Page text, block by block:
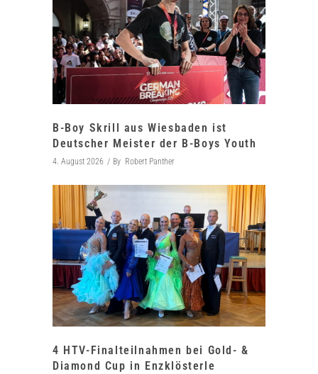
B-Boy Skrill aus Wiesbaden ist
Deutscher Meister der B-Boys Youth
4. August 2026 By Robert Panther
4 HTV-Finalteilnahmen bei Gold- &
Diamond Cup in Enzklösterle